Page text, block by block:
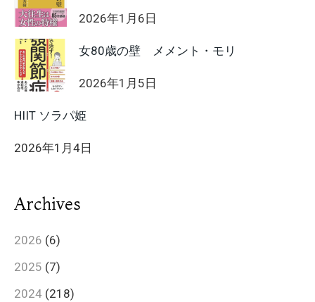
2026年1月6日
女80歳の壁 メメント・モリ
2026年1月5日
HIIT ソラパ姫
2026年1月4日
Archives
2026 (6)
2025 (7)
2024 (218)